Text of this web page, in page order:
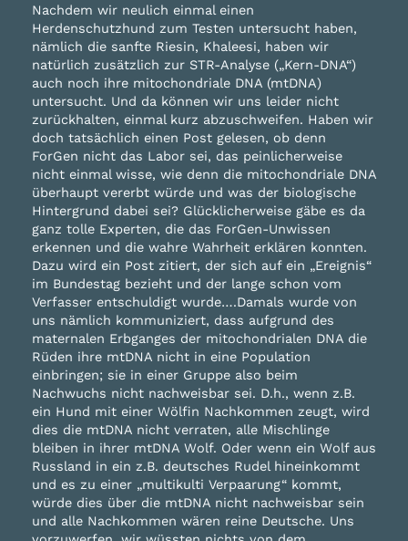
Nachdem wir neulich einmal einen
Herdenschutzhund zum Testen untersucht haben,
nämlich die sanfte Riesin, Khaleesi, haben wir
natürlich zusätzlich zur STR-Analyse („Kern-DNA“)
auch noch ihre mitochondriale DNA (mtDNA)
untersucht. Und da können wir uns leider nicht
zurückhalten, einmal kurz abzuschweifen. Haben wir
doch tatsächlich einen Post gelesen, ob denn
ForGen nicht das Labor sei, das peinlicherweise
nicht einmal wisse, wie denn die mitochondriale DNA
überhaupt vererbt würde und was der biologische
Hintergrund dabei sei? Glücklicherweise gäbe es da
ganz tolle Experten, die das ForGen-Unwissen
erkennen und die wahre Wahrheit erklären konnten.
Dazu wird ein Post zitiert, der sich auf ein „Ereignis“
im Bundestag bezieht und der lange schon vom
Verfasser entschuldigt wurde….Damals wurde von
uns nämlich kommuniziert, dass aufgrund des
maternalen Erbganges der mitochondrialen DNA die
Rüden ihre mtDNA nicht in eine Population
einbringen; sie in einer Gruppe also beim
Nachwuchs nicht nachweisbar sei. D.h., wenn z.B.
ein Hund mit einer Wölfin Nachkommen zeugt, wird
dies die mtDNA nicht verraten, alle Mischlinge
bleiben in ihrer mtDNA Wolf. Oder wenn ein Wolf aus
Russland in ein z.B. deutsches Rudel hineinkommt
und es zu einer „multikulti Verpaarung“ kommt,
würde dies über die mtDNA nicht nachweisbar sein
und alle Nachkommen wären reine Deutsche. Uns